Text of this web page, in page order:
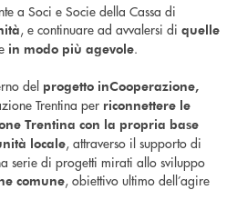
a Soci e Socie della Cassa di
, e continuare ad avvalersi di quelle
in modo più agevole.
del progetto inCooperazione,
Trentina per riconnettere le
Trentina con la propria base
locale, attraverso il supporto di
serie di progetti mirati allo sviluppo
comune, obiettivo ultimo dell’agire